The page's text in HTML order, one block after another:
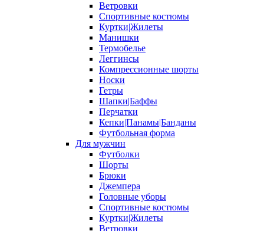
Ветровки
Спортивные костюмы
Куртки|Жилеты
Манишки
Термобелье
Леггинсы
Компрессионные шорты
Носки
Гетры
Шапки|Баффы
Перчатки
Кепки|Панамы|Банданы
Футбольная форма
Для мужчин
Футболки
Шорты
Брюки
Джемпера
Головные уборы
Спортивные костюмы
Куртки|Жилеты
Ветровки